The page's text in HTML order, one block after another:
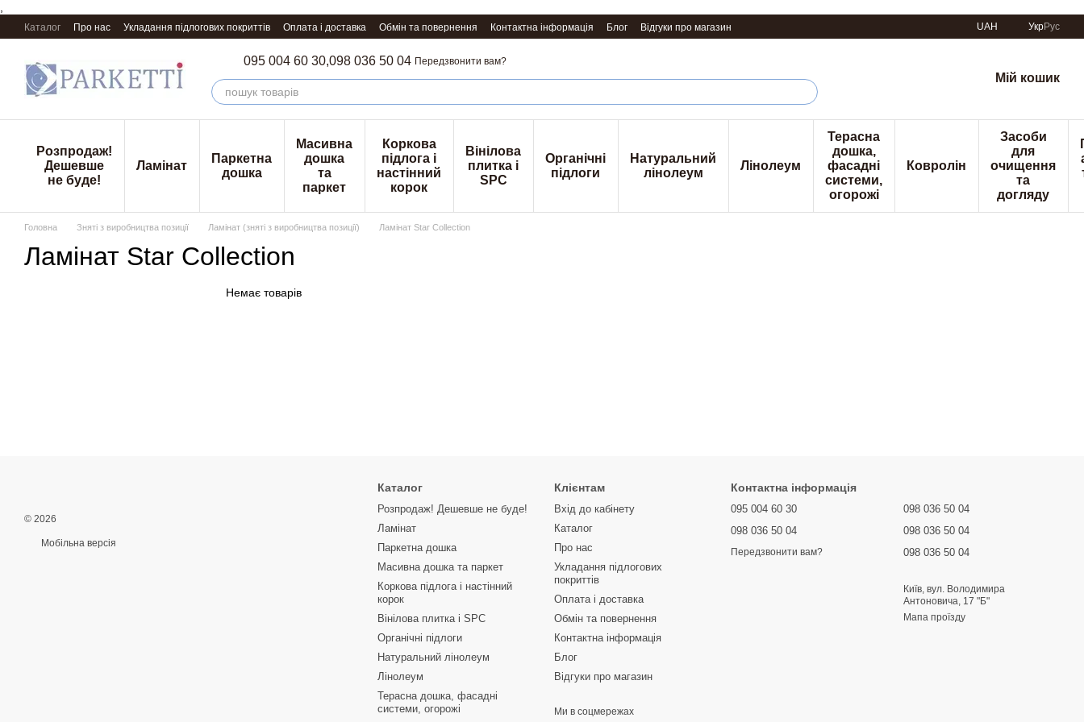
Перейти к основному контенту
Каталог Про нас Укладання підлогових покриттів Оплата і доставка Обмін та повернення Контактна інформація Блог Відгуки про магазин UAH УкрРус
095 004 60 30,098 036 50 04 Передзвонити вам?
Мій кошик
Розпродаж!
Дешевше
не буде!
Ламінат
Паркетна
дошка
Масивна
дошка
та
паркет
Коркова
підлога і
настінний
корок
Вінілова
плитка і
SPC
Органічні
підлоги
Натуральний
лінолеум
Лінолеум
Терасна
дошка,
фасадні
системи,
огорожі
Ковролін
Засоби
для
очищення
та
догляду
Головна Зняті з виробництва позиції Ламінат (зняті з виробництва позиції) Ламінат Star Collection
Ламінат Star Collection
Немає товарів
© 2026
Мобільна версія
Каталог
Розпродаж! Дешевше не буде!
Ламінат
Паркетна дошка
Масивна дошка та паркет
Коркова підлога і настінний
корок
Вінілова плитка і SPC
Органічні підлоги
Натуральний лінолеум
Лінолеум
Терасна дошка, фасадні
системи, огорожі
Клієнтам
Вхід до кабінету
Каталог
Про нас
Укладання підлогових
покриттів
Оплата і доставка
Обмін та повернення
Контактна інформація
Блог
Відгуки про магазин
Ми в соцмережах
Контактна інформація
095 004 60 30
098 036 50 04
Передзвонити вам?
098 036 50 04
098 036 50 04
098 036 50 04
Київ, вул. Володимира
Антоновича, 17 "Б"
Мапа проїзду